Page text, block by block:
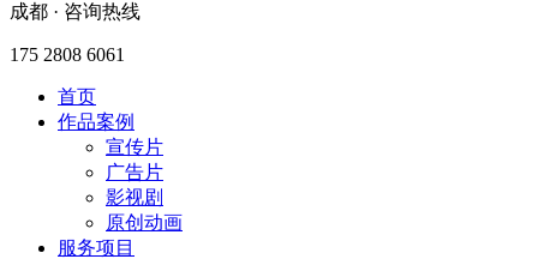
成都 · 咨询热线
175 2808 6061
首页
作品案例
宣传片
广告片
影视剧
原创动画
服务项目